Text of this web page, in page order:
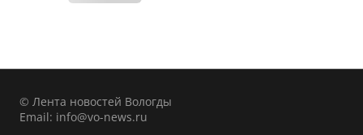
© Лента новостей Вологды
Email: info@vo-news.ru